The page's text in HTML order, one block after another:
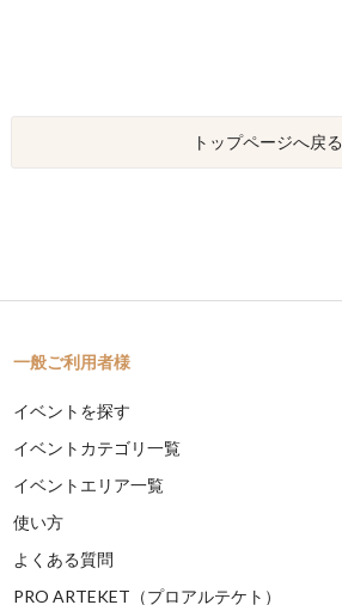
トップページへ戻る
一般ご利用者様
イベントを探す
イベントカテゴリ一覧
イベントエリア一覧
使い方
よくある質問
PRO ARTEKET（プロアルテケト）